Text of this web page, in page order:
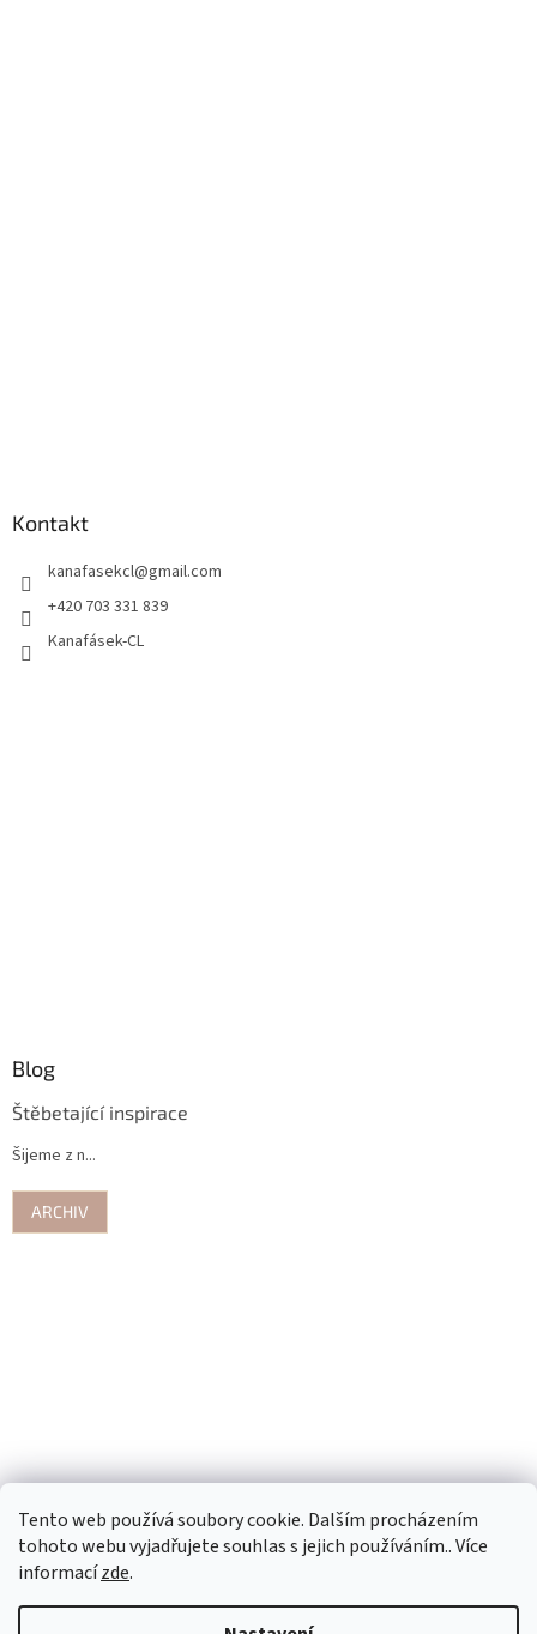
Tento web používá soubory cookie. Dalším procházením
tohoto webu vyjadřujete souhlas s jejich používáním.. Více
informacízde.
Kontakt
kanafasekcl@gmail.com
+420 703 331 839
Kanafásek-CL
Blog
Štěbetající inspirace
Šijeme z n...
ARCHIV